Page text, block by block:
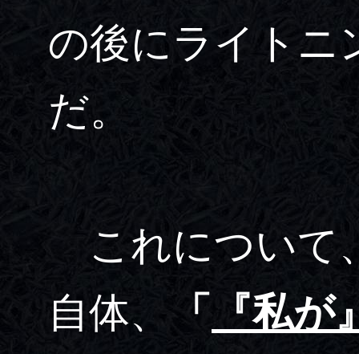
の後にライトニ
だ。
これについて
自体、
「
『私が